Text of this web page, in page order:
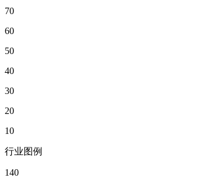
70
60
50
40
30
20
10
行业图例
140